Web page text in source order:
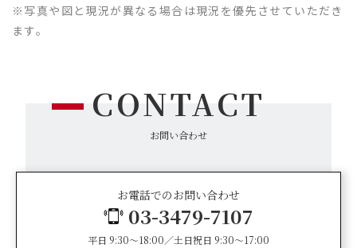
※写真や図と現況が異なる場合は現況を優先させていただき
ます。
CONTACT
お問い合わせ
お電話でのお問い合わせ
03-3479-7107
平日 9:30～18:00／土日祝日 9:30～17:00